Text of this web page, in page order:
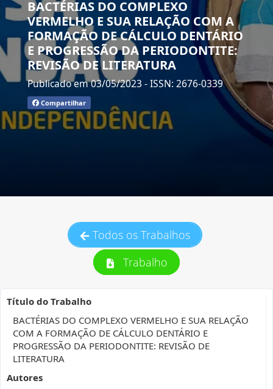
BACTÉRIAS DO COMPLEXO
VERMELHO E SUA RELAÇÃO COM A
FORMAÇÃO DE CÁLCULO DENTÁRIO
E PROGRESSÃO DA PERIODONTITE:
REVISÃO DE LITERATURA
Publicado em 03/05/2023 - ISSN: 2676-0339
Compartilhar
Todos os Trabalhos
Trabalho
Título do Trabalho
BACTÉRIAS DO COMPLEXO VERMELHO E SUA RELAÇÃO
COM A FORMAÇÃO DE CÁLCULO DENTÁRIO E
PROGRESSÃO DA PERIODONTITE: REVISÃO DE
LITERATURA
Autores